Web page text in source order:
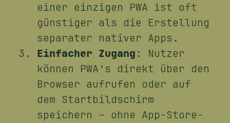
einer einzigen PWA ist oft
günstiger als die Erstellung
separater nativer Apps.
Einfacher Zugang: Nutzer
können PWA’s direkt über den
Browser aufrufen oder auf
dem Startbildschirm
speichern – ohne App-Store-